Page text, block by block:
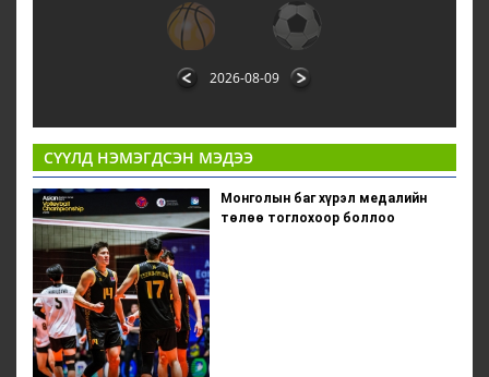
2026-08-09
СҮҮЛД НЭМЭГДСЭН МЭДЭЭ
Монголын баг хүрэл медалийн
төлөө тоглохоор боллоо